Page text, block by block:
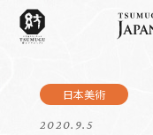
2020.9.5